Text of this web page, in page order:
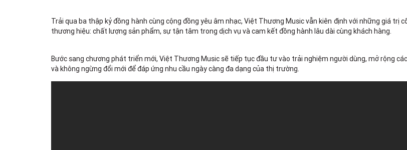
Trải qua ba thập kỷ đồng hành cùng cộng đồng yêu âm nhạc, Việt Thương Music vẫn kiên định với những giá trị
thương hiệu: chất lượng sản phẩm, sự tận tâm trong dịch vụ và cam kết đồng hành lâu dài cùng khách hàng.
Bước sang chương phát triển mới, Việt Thương Music sẽ tiếp tục đầu tư vào trải nghiệm người dùng, mở rộng
và không ngừng đổi mới để đáp ứng nhu cầu ngày càng đa dạng của thị trường.